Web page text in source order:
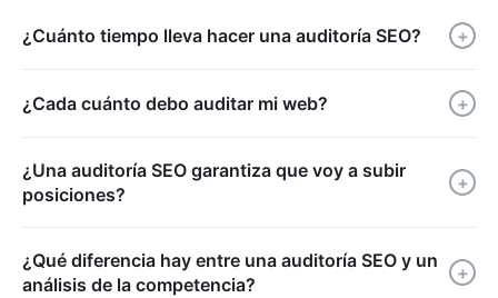
¿Cuánto tiempo lleva hacer una auditoría SEO? +
¿Cada cuánto debo auditar mi web? +
¿Una auditoría SEO garantiza que voy a subir
posiciones?
+
¿Qué diferencia hay entre una auditoría SEO y un
análisis de la competencia?
+